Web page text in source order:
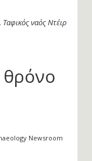
ναός Ντέιρ
Newsroom